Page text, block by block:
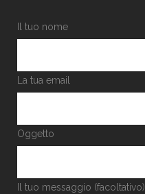
Il tuo nome
La tua email
Oggetto
Il tuo messaggio (facoltativo)